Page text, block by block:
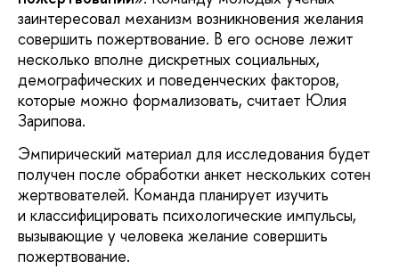
заинтересовал механизм возникновения желания
совершить пожертвование. В его основе лежит
несколько вполне дискретных социальных,
демографических и поведенческих факторов,
которые можно формализовать, считает Юлия
Зарипова.
Эмпирический материал для исследования будет
получен после обработки анкет нескольких сотен
жертвователей. Команда планирует изучить
и классифицировать психологические импульсы,
вызывающие у человека желание совершить
пожертвование.